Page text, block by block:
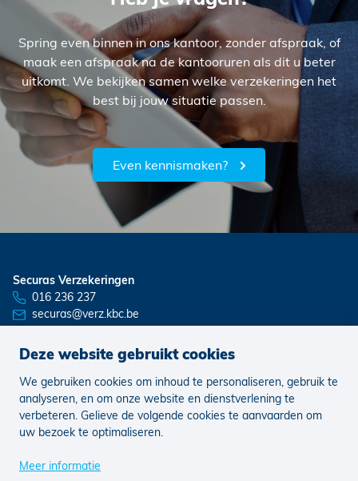
Spring even binnen in ons kantoor, zonder afspraak, of
maak een afspraak na de kantooruren als dit u beter
uitkomt. We bekijken samen welke verzekeringen het
best bij jouw situatie passen.
Even kennismaken?
Securas Verzekeringen
016 236 237
securas@verz.kbc.be
Nieuws Vacatures
Deze website gebruikt cookies
We gebruiken cookies om inhoud te personaliseren, gebruik te
analyseren, en om onze website en dienstverlening te
verbeteren. Gelieve de volgende cookies te aanvaarden om
uw bezoek te optimaliseren.
Meer informatie